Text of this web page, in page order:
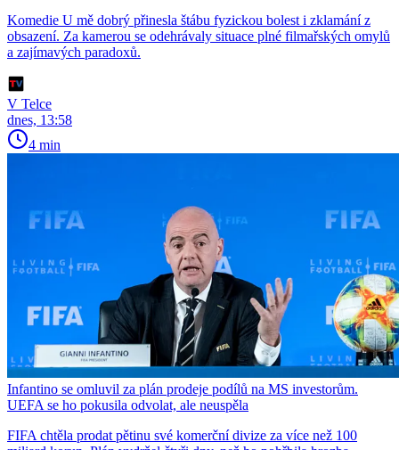
Komedie U mě dobrý přinesla štábu fyzickou bolest i zklamání z
obsazení. Za kamerou se odehrávaly situace plné filmařských omylů
a zajímavých paradoxů.
V Telce
dnes, 13:58
4 min
Infantino se omluvil za plán prodeje podílů na MS investorům.
UEFA se ho pokusila odvolat, ale neuspěla
FIFA chtěla prodat pětinu své komerční divize za více než 100